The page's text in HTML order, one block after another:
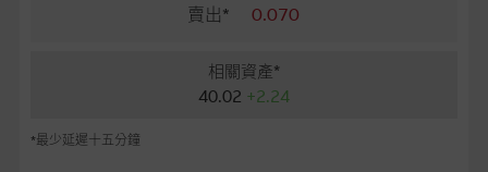
賣出* 0.070
相關資產*
40.02 +2.24
*最少延遲十五分鐘